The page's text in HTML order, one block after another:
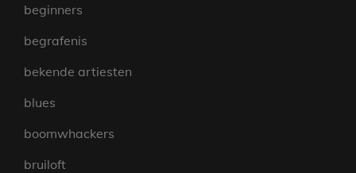
beginners
begrafenis
bekende artiesten
blues
boomwhackers
bruiloft